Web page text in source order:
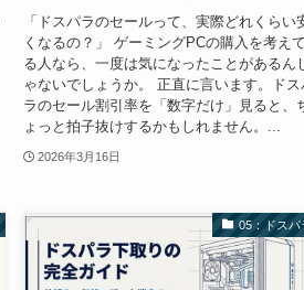
「ドスパラのセールって、実際どれくらい
くなるの？」 ゲーミングPCの購入を考え
る人なら、一度は気になったことがあるん
ゃないでしょうか。 正直に言います。ドス
ラのセール割引率を「数字だけ」見ると、
ょっと拍子抜けするかもしれません。...
2026年3月16日
05：ドスパ